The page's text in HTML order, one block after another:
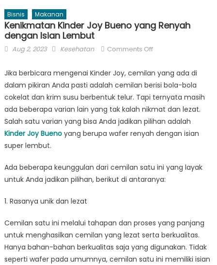
Bisnis Makanan
Kenikmatan Kinder Joy Bueno yang Renyah
dengan Isian Lembut
Posted
Aug 2, 2023 Author
Kesehatan Comments Offon
Kinder
Joy
Bueno
yang
Renyah
dengan
Isian
Jika berbicara mengenai Kinder Joy, cemilan yang ada di
dalam pikiran Anda pasti adalah cemilan berisi bola-bola
cokelat dan krim susu berbentuk telur. Tapi ternyata masih
ada beberapa varian lain yang tak kalah nikmat dan lezat.
Salah satu varian yang bisa Anda jadikan pilihan adalah
Kinder Joy Buenoyang berupa wafer renyah dengan isian
super lembut.
Ada beberapa keunggulan dari cemilan satu ini yang layak
untuk Anda jadikan pilihan, berikut di antaranya:
1. Rasanya unik dan lezat
Cemilan satu ini melalui tahapan dan proses yang panjang
untuk menghasilkan cemilan yang lezat serta berkualitas.
Hanya bahan-bahan berkualitas saja yang digunakan. Tidak
seperti wafer pada umumnya, cemilan satu ini memiliki isian